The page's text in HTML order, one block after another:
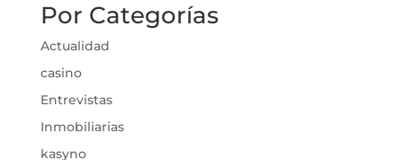
Por Categorías
Actualidad
casino
Entrevistas
Inmobiliarias
kasyno